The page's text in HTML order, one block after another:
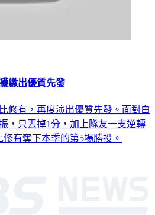
繳出優質先發
修有，再度演出優質先發。面對白
，只丟掉1分，加上隊友一支逆轉
有奪下本季的第5場勝投。